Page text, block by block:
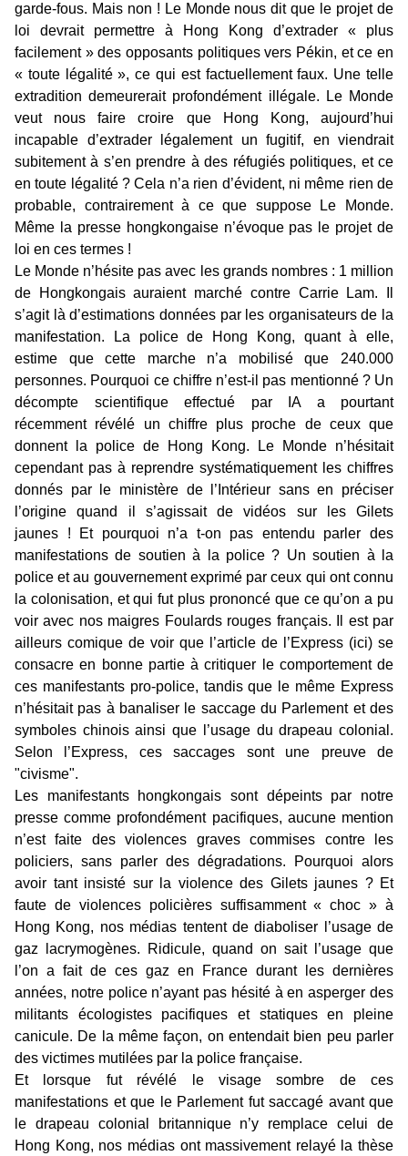
garde-fous. Mais non ! Le Monde nous dit que le projet de
loi devrait permettre à Hong Kong d’extrader « plus
facilement » des opposants politiques vers Pékin, et ce en
« toute légalité », ce qui est factuellement faux. Une telle
extradition demeurerait profondément illégale. Le Monde
veut nous faire croire que Hong Kong, aujourd’hui
incapable d’extrader légalement un fugitif, en viendrait
subitement à s’en prendre à des réfugiés politiques, et ce
en toute légalité ? Cela n’a rien d’évident, ni même rien de
probable, contrairement à ce que suppose Le Monde.
Même la presse hongkongaise n’évoque pas le projet de
loi en ces termes !
Le Monde n’hésite pas avec les grands nombres : 1 million
de Hongkongais auraient marché contre Carrie Lam. Il
s’agit là d’estimations données par les organisateurs de la
manifestation. La police de Hong Kong, quant à elle,
estime que cette marche n’a mobilisé que 240.000
personnes. Pourquoi ce chiffre n’est-il pas mentionné ? Un
décompte scientifique effectué par IA a pourtant
récemment révélé un chiffre plus proche de ceux que
donnent la police de Hong Kong. Le Monde n’hésitait
cependant pas à reprendre systématiquement les chiffres
donnés par le ministère de l’Intérieur sans en préciser
l’origine quand il s’agissait de vidéos sur les Gilets
jaunes ! Et pourquoi n’a t-on pas entendu parler des
manifestations de soutien à la police ? Un soutien à la
police et au gouvernement exprimé par ceux qui ont connu
la colonisation, et qui fut plus prononcé que ce qu’on a pu
voir avec nos maigres Foulards rouges français. Il est par
ailleurs comique de voir que l’article de l’Express (ici) se
consacre en bonne partie à critiquer le comportement de
ces manifestants pro-police, tandis que le même Express
n’hésitait pas à banaliser le saccage du Parlement et des
symboles chinois ainsi que l’usage du drapeau colonial.
Selon l’Express, ces saccages sont une preuve de
"civisme".
Les manifestants hongkongais sont dépeints par notre
presse comme profondément pacifiques, aucune mention
n’est faite des violences graves commises contre les
policiers, sans parler des dégradations. Pourquoi alors
avoir tant insisté sur la violence des Gilets jaunes ? Et
faute de violences policières suffisamment « choc » à
Hong Kong, nos médias tentent de diaboliser l’usage de
gaz lacrymogènes. Ridicule, quand on sait l’usage que
l’on a fait de ces gaz en France durant les dernières
années, notre police n’ayant pas hésité à en asperger des
militants écologistes pacifiques et statiques en pleine
canicule. De la même façon, on entendait bien peu parler
des victimes mutilées par la police française.
Et lorsque fut révélé le visage sombre de ces
manifestations et que le Parlement fut saccagé avant que
le drapeau colonial britannique n’y remplace celui de
Hong Kong, nos médias ont massivement relayé la thèse